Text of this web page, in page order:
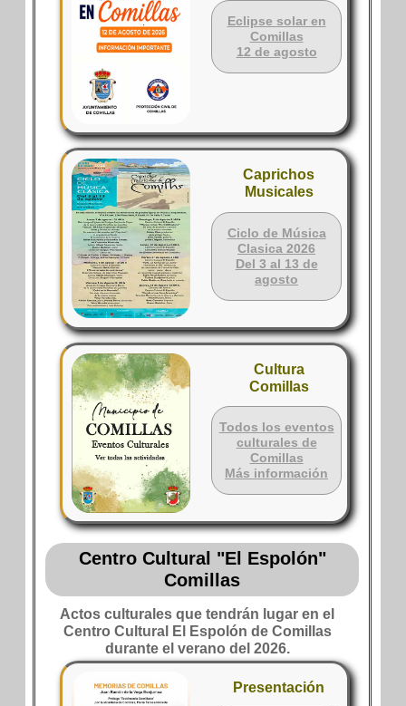
Eclipse solar en
Comillas
12 de agosto
Caprichos
Musicales
Ciclo de Música
Clasica 2026
Del 3 al 13 de
agosto
Cultura
Comillas
Todos los eventos
culturales de
Comillas
Más información
Centro Cultural "El Espolón"
Comillas
Actos culturales que tendrán lugar en el
Centro Cultural El Espolón de Comillas
durante el verano del 2026.
Presentación